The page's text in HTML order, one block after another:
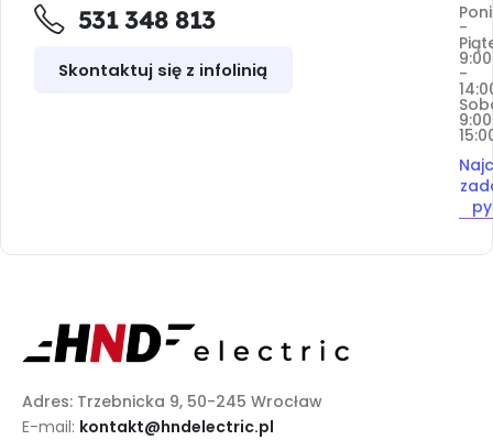
531 348 813
Skontaktuj się z infolinią
-
9:00
-
Adres: Trzebnicka 9, 50-245 Wrocław
E-mail: kontakt@hndelectric.pl